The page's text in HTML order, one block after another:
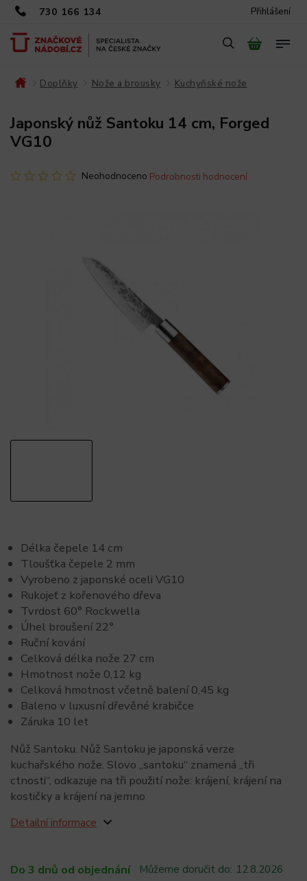
730 166 134 Přihlášení
Doplňky Nože a brousky Kuchyňské nože
Japonský nůž Santoku 14 cm, Forged
VG10
Neohodnoceno Podrobnosti hodnocení
Do 3 dnů od objednání Můžeme doručit do: 12.8.2026
Délka čepele 14 cm
Tloušťka čepele 2 mm
Vyrobeno z japonské oceli VG10
Rukojeť z kořenového dřeva
Tvrdost 60° Rockwella
Úhel broušení 22°
Ruční kování
Celková délka nože 27 cm
Hmotnost nože 0,12 kg
Celková hmotnost včetně balení 0,45 kg
Baleno v luxusní dřevěné krabičce
Záruka 10 let
Nůž Santoku. Nůž Santoku je japonská verze
kuchařského nože. Slovo „santoku“ znamená „tři
ctnosti“, odkazuje na tři použití nože: krájení, krájení na
kostičky a krájení na jemno
Detailní informace